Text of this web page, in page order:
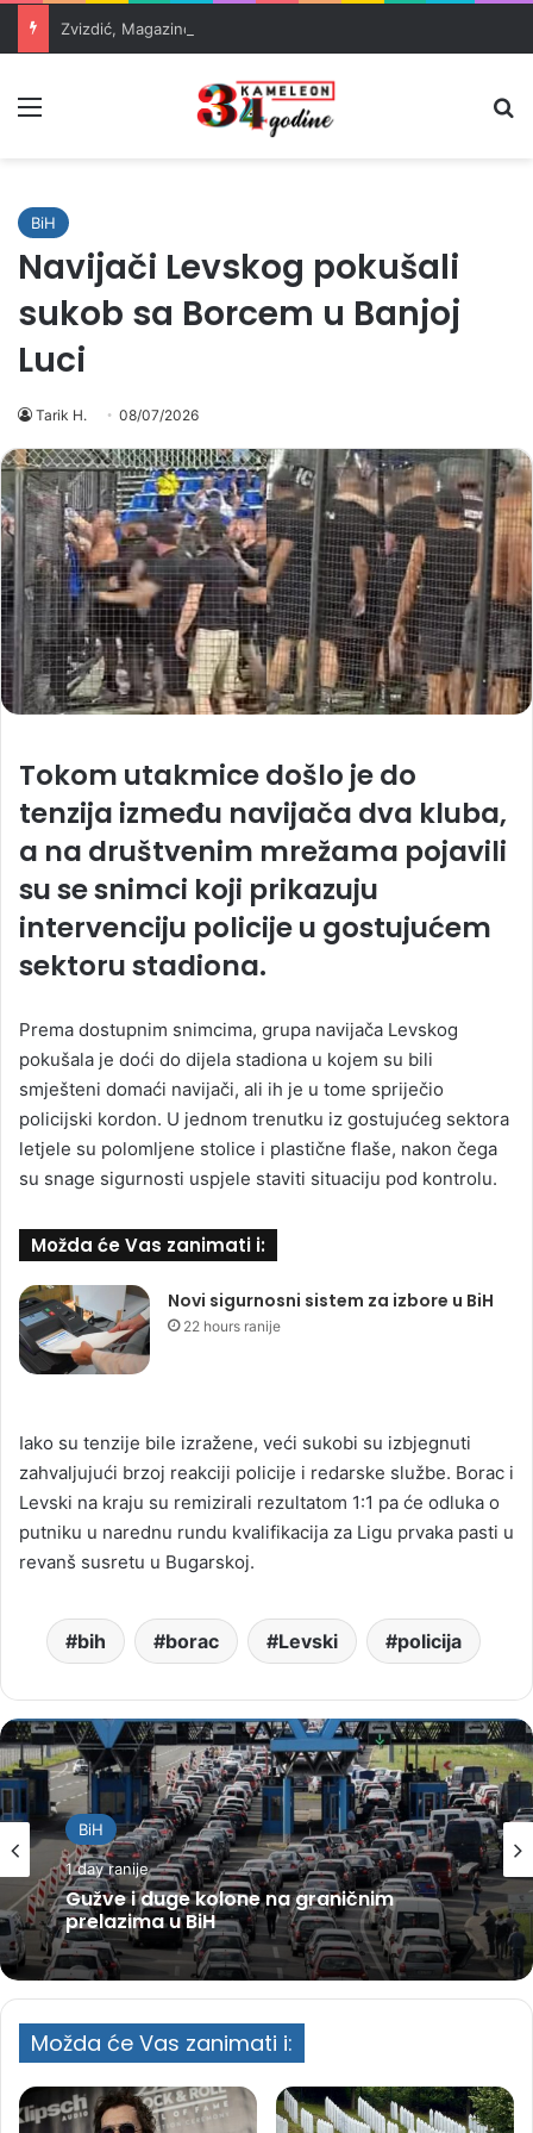
BiH
Navijači Levskog pokušali
sukob sa Borcem u Banjoj
Luci
Tarik H. 08/07/2026
Tokom utakmice došlo je do
tenzija između navijača dva kluba,
a na društvenim mrežama pojavili
su se snimci koji prikazuju
intervenciju policije u gostujućem
sektoru stadiona.
Prema dostupnim snimcima, grupa navijača Levskog
pokušala je doći do dijela stadiona u kojem su bili
smješteni domaći navijači, ali ih je u tome spriječio
policijski kordon. U jednom trenutku iz gostujućeg sektora
letjele su polomljene stolice i plastične flaše, nakon čega
su snage sigurnosti uspjele staviti situaciju pod kontrolu.
Možda će Vas zanimati i:
Novi sigurnosni sistem za izbore u BiH
22 hours ranije
Iako su tenzije bile izražene, veći sukobi su izbjegnuti
zahvaljujući brzoj reakciji policije i redarske službe. Borac i
Levski na kraju su remizirali rezultatom 1:1 pa će odluka o
putniku u narednu rundu kvalifikacija za Ligu prvaka pasti u
revanš susretu u Bugarskoj.
bih borac Levski policija
BiH
1 day ranije
Gužve i duge kolone na graničnim
prelazima u BiH
Možda će Vas zanimati i: